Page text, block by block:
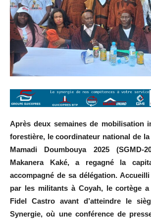
Après deux semaines de mobilisation
forestière, le coordinateur national de
Mamadi Doumbouya 2025 (SGMD-
Makanera Kaké, a regagné la
accompagné de sa délégation.
par les militants à Coyah, le cortège
Fidel Castro avant d’atteindre le
Synergie, où une conférence de